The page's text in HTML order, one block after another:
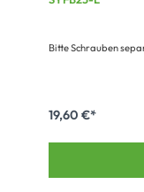
Bitte Schrauben
19,60 €*